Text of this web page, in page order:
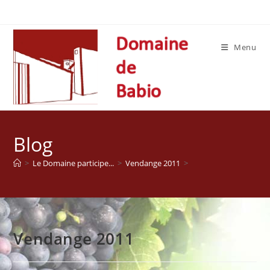
Menu
Blog
> Le Domaine participe... > Vendange 2011 >
Vendange 2011